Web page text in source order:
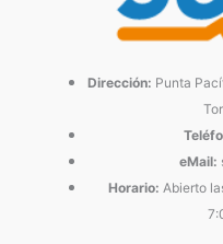
Dirección: Punta
eMail:
Horario: Abierto